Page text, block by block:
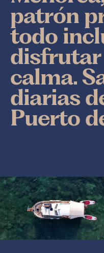
patrón
todo
disfrutar
calma.
diarias
Puerto